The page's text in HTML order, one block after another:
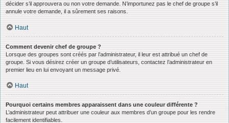
décider s’il approuvera ou non votre demande. N’importunez pas le chef de groupe s’il
annule votre demande, il a sûrement ses raisons.
Haut
Comment devenir chef de groupe ?
Lorsque des groupes sont créés par l’administrateur, il leur est attribué un chef de
groupe. Si vous désirez créer un groupe d’utilisateurs, contactez l’administrateur en
premier lieu en lui envoyant un message privé.
Haut
Pourquoi certains membres apparaissent dans une couleur différente ?
L’administrateur peut attribuer une couleur aux membres d’un groupe pour les rendre
facilement identifiables.